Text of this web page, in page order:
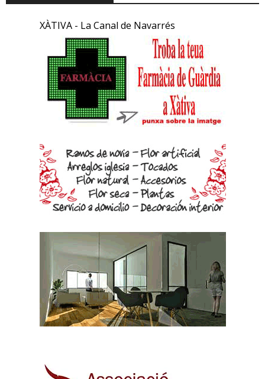
XÀTIVA - La Canal de Navarrés